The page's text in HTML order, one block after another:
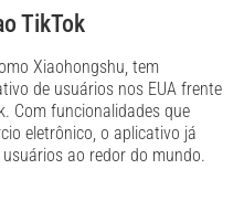
TikTok
Xiaohongshu, tem
de usuários nos EUA frente
Com funcionalidades que
eletrônico, o aplicativo já
ao redor do mundo.